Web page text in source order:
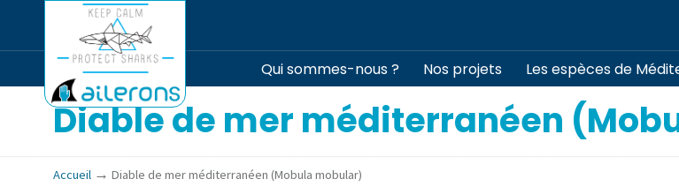
Qui sommes-nous ? Nos projets Les espèces de
Diable de mer méditerranéen
Accueil →Diable de mer méditerranéen (Mobula mobular)